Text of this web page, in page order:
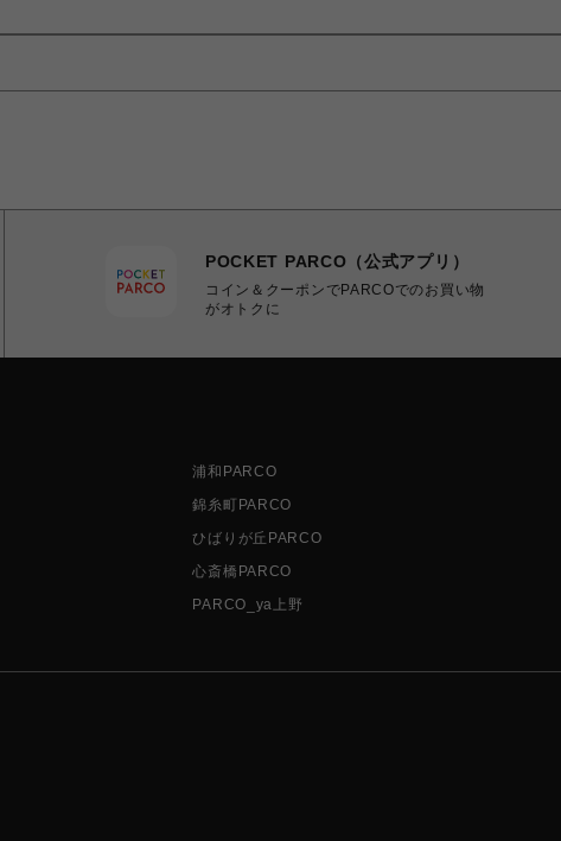
POCKET PARCO（公式アプリ）
コイン＆クーポンでPARCOでのお買い物
がオトクに
浦和PARCO
錦糸町PARCO
ひばりが丘PARCO
心斎橋PARCO
PARCO_ya上野